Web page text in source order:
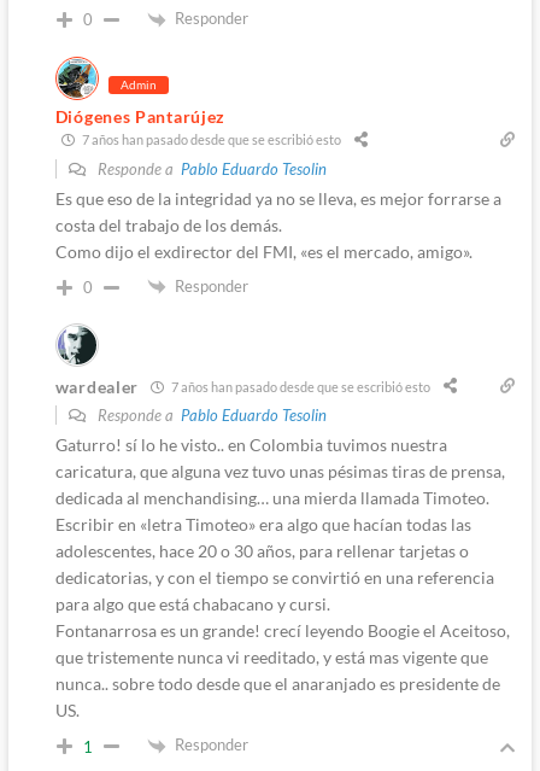
0 Responder
Admin
Diógenes Pantarújez
7 años han pasado desde que se escribió esto
Responde a Pablo Eduardo Tesolin
Es que eso de la integridad ya no se lleva, es mejor forrarse a
costa del trabajo de los demás.
Como dijo el exdirector del FMI, «es el mercado, amigo».
0 Responder
wardealer 7 años han pasado desde que se escribió esto
Responde a Pablo Eduardo Tesolin
Gaturro! sí lo he visto.. en Colombia tuvimos nuestra
caricatura, que alguna vez tuvo unas pésimas tiras de prensa,
dedicada al menchandising… una mierda llamada Timoteo.
Escribir en «letra Timoteo» era algo que hacían todas las
adolescentes, hace 20 o 30 años, para rellenar tarjetas o
dedicatorias, y con el tiempo se convirtió en una referencia
para algo que está chabacano y cursi.
Fontanarrosa es un grande! crecí leyendo Boogie el Aceitoso,
que tristemente nunca vi reeditado, y está mas vigente que
nunca.. sobre todo desde que el anaranjado es presidente de
US.
1 Responder